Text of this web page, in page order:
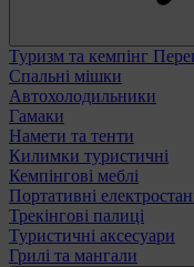
Туризм та кемпінг
Спальні мішки
Автохолодильники
Гамаки
Намети та тенти
Килимки туристичні
Кемпінгові меблі
Портативні
Трекінгові палиці
Туристичні аксесуари
Грилі та мангали